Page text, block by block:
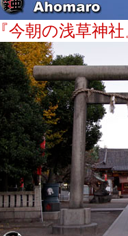
『今朝の浅草神